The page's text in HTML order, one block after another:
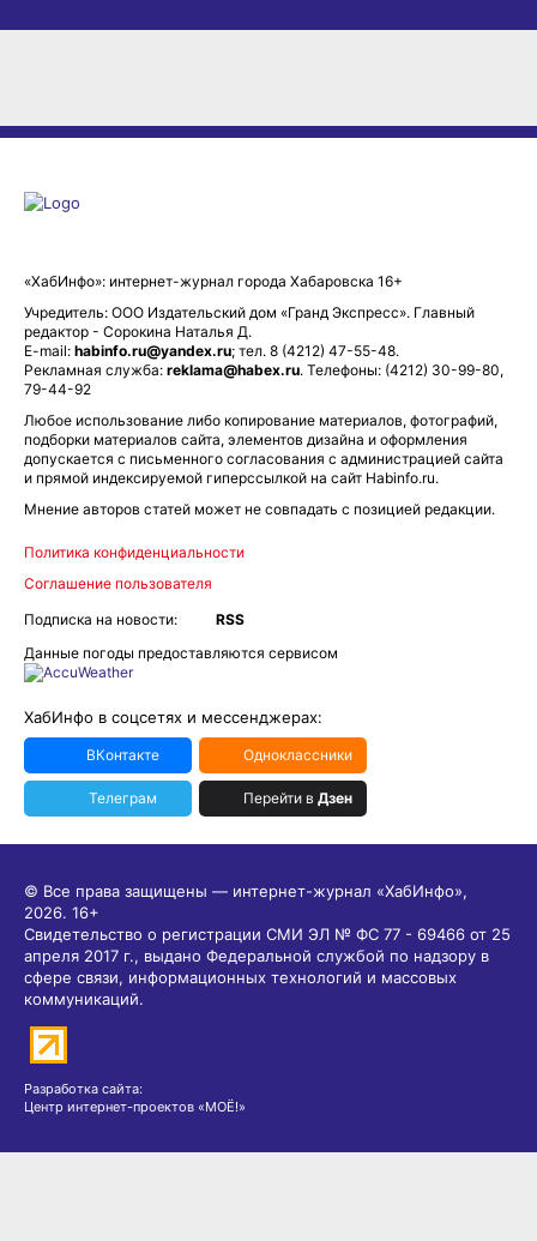
«ХабИнфо»: интернет-журнал города Хабаровска 16+
Учредитель: ООО Издательский дом «Гранд Экспресс». Главный
редактор - Сорокина Наталья Д.
E-mail: habinfo.ru@yandex.ru; тел. 8 (4212) 47-55-48.
Рекламная служба: reklama@habex.ru. Телефоны: (4212) 30-99-80,
79-44-92
Любое использование либо копирование материалов, фотографий,
подборки материалов сайта, элементов дизайна и оформления
допускается с письменного согласования с администрацией сайта
и прямой индексируемой гиперссылкой на сайт Habinfo.ru.
Мнение авторов статей может не совпадать с позицией редакции.
Политика конфиденциальности
Соглашение пользователя
Подписка на новости:
RSS
Данные погоды предоставляются сервисом
ХабИнфо в соцсетях и мессенджерах:
ВКонтакте Одноклассники
Телеграм Перейти в Дзен
© Все права защищены — интернет-журнал «ХабИнфо»,
2026. 16+
Свидетельство о регистрации СМИ ЭЛ № ФС 77 - 69466 от 25
апреля 2017 г., выдано Федеральной службой по надзору в
сфере связи, информационных технологий и массовых
коммуникаций.
Разработка сайта:
Центр интернет-проектов «МОЁ!»